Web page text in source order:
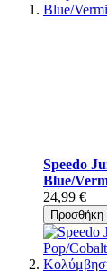
Speedo
Blue/
24,99 €
Προσθήκη